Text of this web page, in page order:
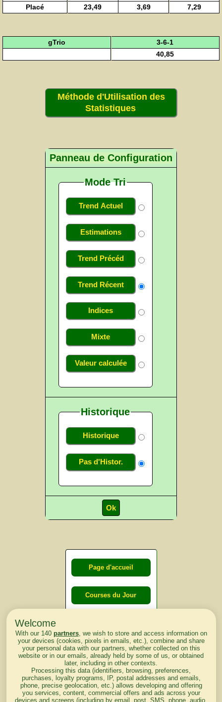
Placé
23,49 3,69 7,29
gTrio
3-6-1
40,85
Méthode d'Utilisation des
Statistiques
Panneau de Configuration
Mode Tri
Trend Actuel
Estimations
Trend Précéd
Trend Récent
Indices
Mixte
Valeur calculée
Historique
Historique
Pas d'Histor.
Page d'accueil
Courses du Jour
lendemain
Courses
d'aujourd'hui
Welcome
With our 140 partners, we wish to store and access information on
your devices (cookies, pixels in emails, etc.), combine and share
your personal data with our partners, whether collected on this
website or in our emails, already held by some of us, or obtained
later, including in other contexts.
Processing this data (identifiers, browsing, preferences,
purchases, loyalty programs, IP, postal addresses and emails,
phone, precise geolocation, etc.) allows developing and offering
you services, content, commercial offers and ads across your
devices and screens (including by email, post, SMS, phone, audio,